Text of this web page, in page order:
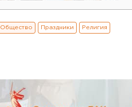
Общество Праздники Религия